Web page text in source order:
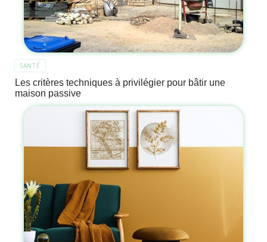
SANTÉ
Les critères techniques à privilégier pour bâtir une
maison passive